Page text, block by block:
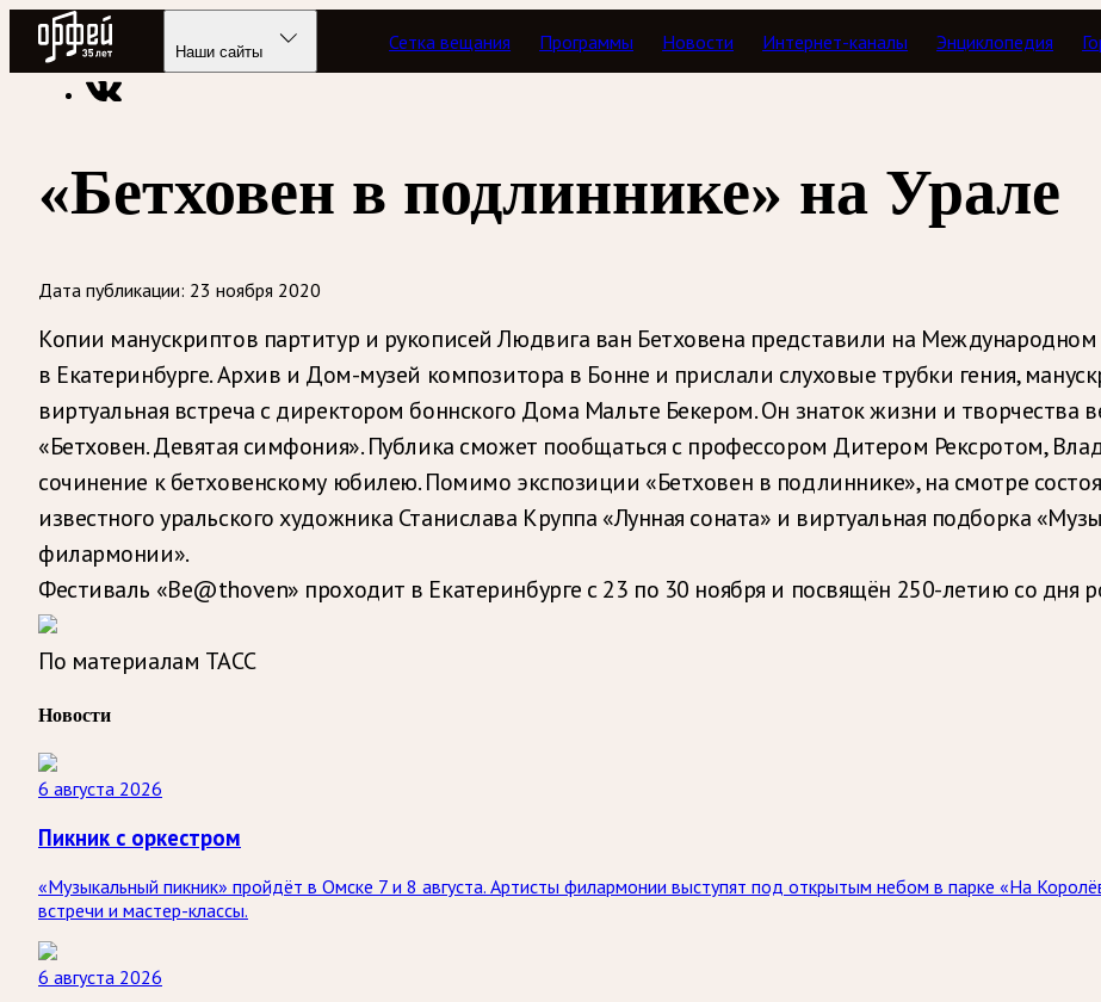
Радио Орфей
Наши сайты Сетка вещания Программы Новости Интернет-каналы Энциклопедия
Радио классической музыки «Орфей» Новости
«Бетховен в подлиннике» на Урале
Дата публикации: 23 ноября 2020
Копии манускриптов партитур и рукописей Людвига ван Бетховена представили на
в Екатеринбурге. Архив и Дом-музей композитора в Бонне и прислали слуховые трубки гения,
виртуальная встреча с директором боннского Дома Мальте Бекером. Он знаток жизни и творчества
«Бетховен. Девятая симфония». Публика сможет пообщаться с профессором Дитером Рексротом,
сочинение к бетховенскому юбилею. Помимо экспозиции «Бетховен в подлиннике», на смотре
известного уральского художника Станислава Круппа «Лунная соната» и виртуальная подборка
филармонии».
Фестиваль «Be@thoven» проходит в Екатеринбурге с 23 по 30 ноября и посвящён 250-летию со дня
По материалам ТАСС
Новости
6 августа 2026
Пикник с оркестром
«Музыкальный пикник» пройдёт в Омске 7 и 8 августа. Артисты филармонии выступят под открытым небом в парке «На
встречи и мастер-классы.
6 августа 2026